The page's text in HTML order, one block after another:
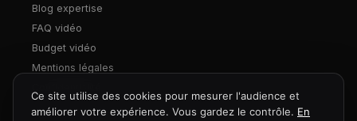
Blog expertise
FAQ vidéo
Budget vidéo
Mentions légales
Ce site utilise des cookies pour mesurer l'audience et
améliorer votre expérience. Vous gardez le contrôle. En